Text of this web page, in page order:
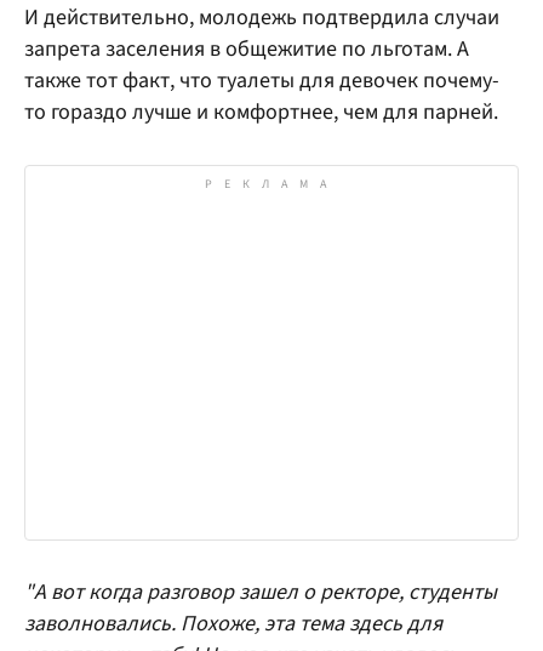
И действительно, молодежь подтвердила случаи
запрета заселения в общежитие по льготам. А
также тот факт, что туалеты для девочек почему-
то гораздо лучше и комфортнее, чем для парней.
"А вот когда разговор зашел о ректоре, студенты
заволновались. Похоже, эта тема здесь для